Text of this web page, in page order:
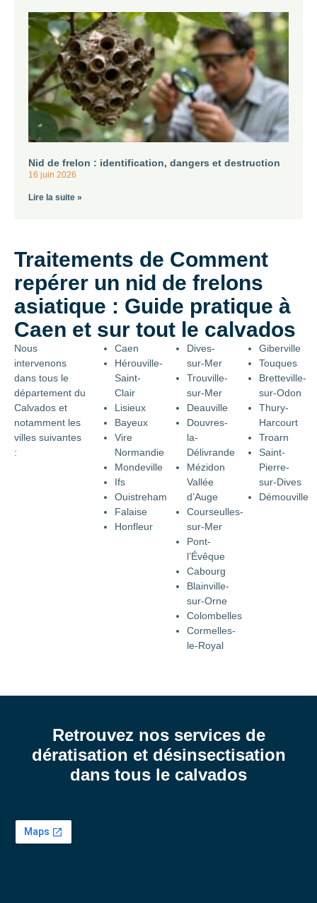
Nid de frelon : identification, dangers et destruction
16 juin 2026
Lire la suite »
Traitements de Comment
repérer un nid de frelons
asiatique : Guide pratique à
Caen et sur tout le calvados
Nous
intervenons
dans tous le
département du
Calvados et
notamment les
villes suivantes
:
Caen
Hérouville-
Saint-
Clair
Lisieux
Bayeux
Vire
Normandie
Mondeville
Ifs
Ouistreham
Falaise
Honfleur
Dives-
sur-Mer
Trouville-
sur-Mer
Deauville
Douvres-
la-
Délivrande
Mézidon
Vallée
d’Auge
Courseulles-
sur-Mer
Pont-
l’Évêque
Cabourg
Blainville-
sur-Orne
Colombelles
Cormelles-
le-Royal
Giberville
Touques
Bretteville-
sur-Odon
Thury-
Harcourt
Troarn
Saint-
Pierre-
sur-Dives
Démouville
Retrouvez nos services de
dératisation et désinsectisation
dans tous le calvados